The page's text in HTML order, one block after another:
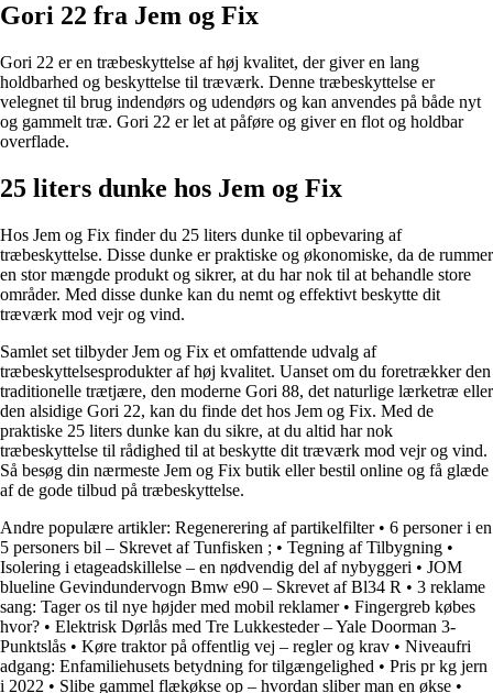
Gori 22 fra Jem og Fix
Gori 22 er en træbeskyttelse af høj kvalitet, der giver en lang
holdbarhed og beskyttelse til træværk. Denne træbeskyttelse er
velegnet til brug indendørs og udendørs og kan anvendes på både nyt
og gammelt træ. Gori 22 er let at påføre og giver en flot og holdbar
overflade.
25 liters dunke hos Jem og Fix
Hos Jem og Fix finder du 25 liters dunke til opbevaring af
træbeskyttelse. Disse dunke er praktiske og økonomiske, da de rummer
en stor mængde produkt og sikrer, at du har nok til at behandle store
områder. Med disse dunke kan du nemt og effektivt beskytte dit
træværk mod vejr og vind.
Samlet set tilbyder Jem og Fix et omfattende udvalg af
træbeskyttelsesprodukter af høj kvalitet. Uanset om du foretrækker den
traditionelle trætjære, den moderne Gori 88, det naturlige lærketræ eller
den alsidige Gori 22, kan du finde det hos Jem og Fix. Med de
praktiske 25 liters dunke kan du sikre, at du altid har nok
træbeskyttelse til rådighed til at beskytte dit træværk mod vejr og vind.
Så besøg din nærmeste Jem og Fix butik eller bestil online og få glæde
af de gode tilbud på træbeskyttelse.
Andre populære artikler: Regenerering af partikelfilter• 6 personer i en
5 personers bil – Skrevet af Tunfisken ; • Tegning af Tilbygning •
Isolering i etageadskillelse – en nødvendig del af nybyggeri • JOM
blueline Gevindundervogn Bmw e90 – Skrevet af Bl34 R • 3 reklame
sang: Tager os til nye højder med mobil reklamer• Fingergreb købes
hvor? • Elektrisk Dørlås med Tre Lukkesteder – Yale Doorman 3-
Punktslås • Køre traktor på offentlig vej – regler og krav • Niveaufri
adgang: Enfamiliehusets betydning for tilgængelighed • Pris pr kg jern
i 2022 • Slibe gammel flækøkse op – hvordan sliber man en økse •